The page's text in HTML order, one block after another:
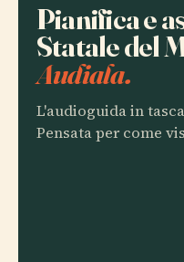
Pianifica e
Statale del
Audiala.
L'audioguida in
Pensata per come